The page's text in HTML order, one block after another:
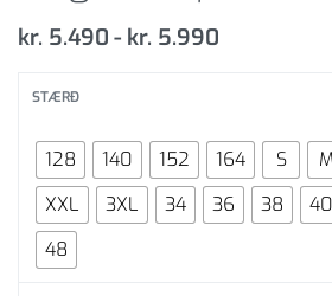
kr. 5.490 kr. 5.990
STÆRÐ
128 140 152 164 S M
XXL
3XL 34 36 38 40
48